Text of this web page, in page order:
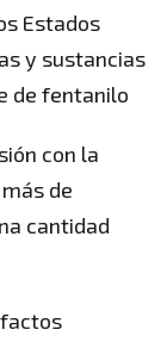
Estados
y sustancias
de fentanilo
con la
de
cantidad